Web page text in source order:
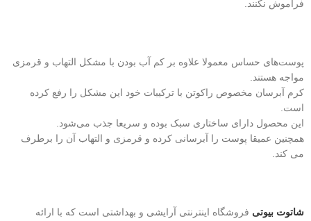
فراموش نکنند.
پوست‌های حساس معمولا علاوه بر کم آب بودن با مشکل التهاب و قرمزی
مواجه هستند.
کرم آبرسان مخصوص راکوتن با ترکیبات خود این مشکل را رفع کرده
است.
این محصول دارای ساختاری سبک بوده و سریعا جذب می‌شود.
همچنین عمیقا پوست را آبرسانی کرده و قرمزی و التهاب آن را برطرف
می‌ کند.
شاتوت بیوتی فروشگاه اینترنتی آرایشی و بهداشتی است که با ارائه